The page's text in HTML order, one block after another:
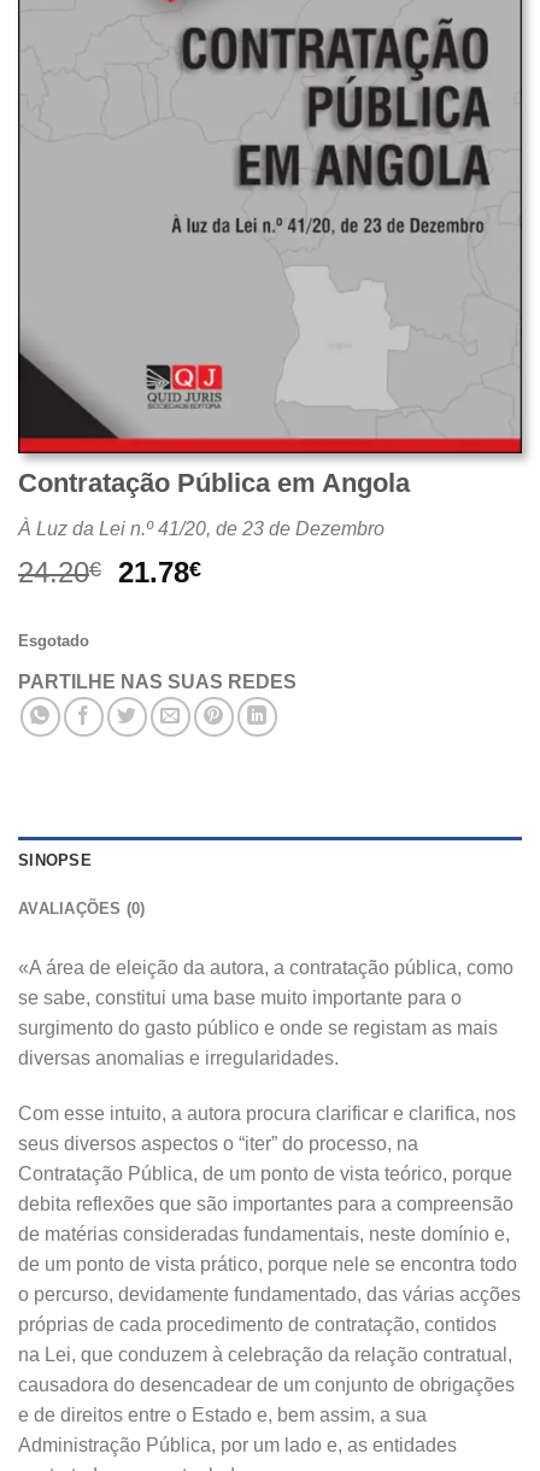
Contratação Pública em Angola
À Luz da Lei n.º 41/20, de 23 de Dezembro
24.20€
O
24.20€.
21.78€O
21.78€.
Esgotado
PARTILHE NAS SUAS REDES
SINOPSE
AVALIAÇÕES (0)
«A área de eleição da autora, a contratação pública, como
se sabe, constitui uma base muito importante para o
surgimento do gasto público e onde se registam as mais
diversas anomalias e irregularidades.
Com esse intuito, a autora procura clarificar e clarifica, nos
seus diversos aspectos o “iter” do processo, na
Contratação Pública, de um ponto de vista teórico, porque
debita reflexões que são importantes para a compreensão
de matérias consideradas fundamentais, neste domínio e,
de um ponto de vista prático, porque nele se encontra todo
o percurso, devidamente fundamentado, das várias acções
próprias de cada procedimento de contratação, contidos
na Lei, que conduzem à celebração da relação contratual,
causadora do desencadear de um conjunto de obrigações
e de direitos entre o Estado e, bem assim, a sua
Administração Pública, por um lado e, as entidades